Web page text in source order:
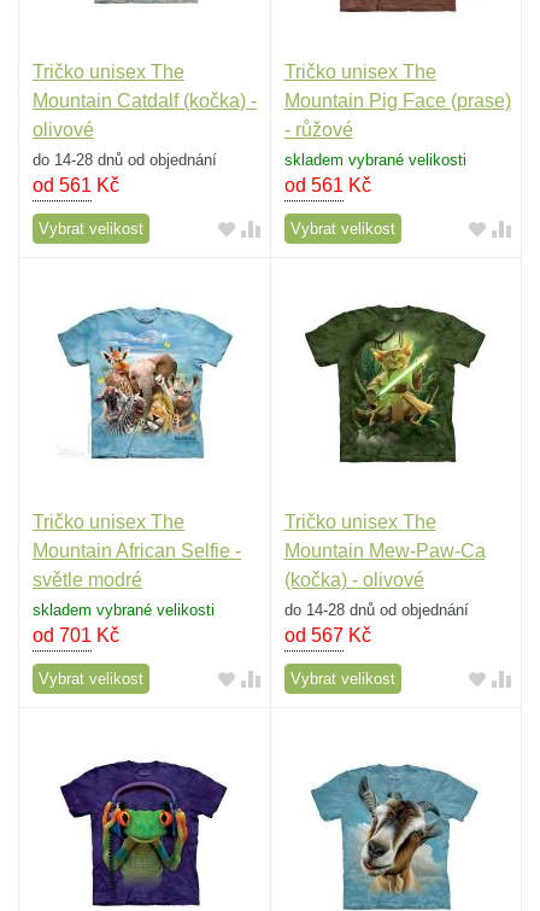
Tričko unisex The
Mountain Catdalf (kočka) -
olivové
do 14-28 dnů od objednání
od 561 Kč
Vybrat velikost
Tričko unisex The
Mountain Pig Face (prase)
- růžové
skladem vybrané velikosti
od 561 Kč
Vybrat velikost
Tričko unisex The
Mountain African Selfie -
světle modré
skladem vybrané velikosti
od 701 Kč
Vybrat velikost
Tričko unisex The
Mountain Mew-Paw-Ca
(kočka) - olivové
do 14-28 dnů od objednání
od 567Kč
Vybrat velikost